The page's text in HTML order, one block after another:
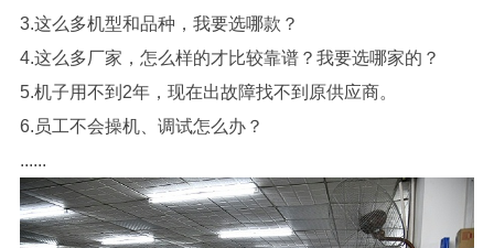
3.这么多机型和品种，我要选哪款？
4.这么多厂家，怎么样的才比较靠谱？我要选哪家的？
5.机子用不到2年，现在出故障找不到原供应商。
6.员工不会操机、调试怎么办？
......